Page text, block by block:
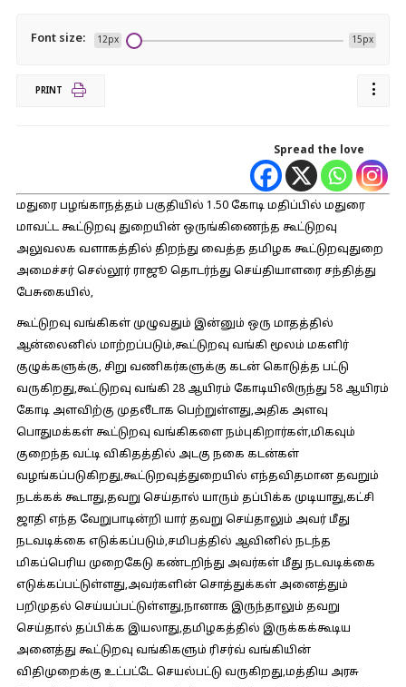
Font size: 12px 15px
PRINT
Spread the love
மதுரை பழங்காநத்தம் பகுதியில் 1.50 கோடி மதிப்பில் மதுரை
மாவட்ட கூட்டுறவு துறையின் ஒருங்கிணைந்த கூட்டுறவு
அலுவலக வளாகத்தில் திறந்து வைத்த தமிழக கூட்டுறவுதுறை
அமைச்சர் செல்லூர் ராஜூ தொடர்ந்து செய்தியாளரை சந்தித்து
பேசுகையில்,
கூட்டுறவு வங்கிகள் முழுவதும் இன்னும் ஒரு மாதத்தில்
ஆன்லைனில் மாற்றப்படும்,கூட்டுறவு வங்கி மூலம் மகளிர்
குழுக்களுக்கு, சிறு வணிகர்களுக்கு கடன் கொடுத்த பட்டு
வருகிறது,கூட்டுறவு வங்கி 28 ஆயிரம் கோடியிலிருந்து 58 ஆயிரம்
கோடி அளவிற்கு முதலீடாக பெற்றுள்ளது,அதிக அளவு
பொதுமக்கள் கூட்டுறவு வங்கிகளை நம்புகிறார்கள்,மிகவும்
குறைந்த வட்டி விகிதத்தில் அடகு நகை கடன்கள்
வழங்கப்படுகிறது,கூட்டுறவுத்துறையில் எந்தவிதமான தவறும்
நடக்கக் கூடாது,தவறு செய்தால் யாரும் தப்பிக்க முடியாது,கட்சி
ஜாதி எந்த வேறுபாடின்றி யார் தவறு செய்தாலும் அவர் மீது
நடவடிக்கை எடுக்கப்படும்,சமிபத்தில் ஆவினில் நடந்த
மிகப்பெரிய முறைகேடு கண்டறிந்து அவர்கள் மீது நடவடிக்கை
எடுக்கப்பட்டுள்ளது,அவர்களின் சொத்துக்கள் அனைத்தும்
பறிமுதல் செய்யப்பட்டுள்ளது,நானாக இருந்தாலும் தவறு
செய்தால் தப்பிக்க இயலாது,தமிழகத்தில் இருக்கக்கூடிய
அனைத்து கூட்டுறவு வங்கிகளும் ரிசர்வ் வங்கியின்
விதிமுறைக்கு உட்பட்டே செயல்பட்டு வருகிறது,மத்திய அரசு